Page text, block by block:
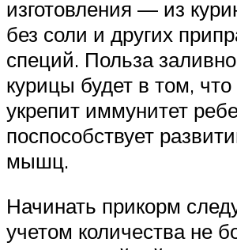
изготовления — из
без соли и других
специй. Польза
курицы будет в том, что
укрепит иммунитет
поспособствует
мышц.
Начинать прикорм
учетом количества не